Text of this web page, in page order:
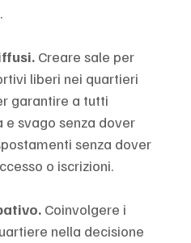
Creare sale per
liberi nei quartieri
garantire a tutti
e svago senza dover
senza dover
o iscrizioni.
Coinvolgere i
nella decisione